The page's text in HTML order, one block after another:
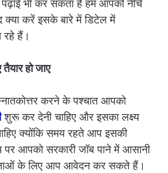
भी कर सकता है हम आपको नीचे
क्या करें इसके बारे में डिटेल में
रहे हैं।
हो जाए
करने के पश्चात आपको
शुरू कर देनी चाहिए और इसका लक्ष्य
क्योंकि समय रहते आप इसकी
पर आपको सरकारी जॉब पाने में आसानी
के लिए आप आवेदन कर सकते हैं।